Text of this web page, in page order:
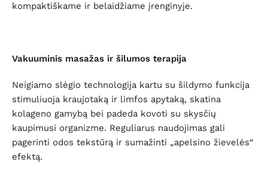
kompaktiškame ir belaidžiame įrenginyje.
Vakuuminis masažas ir šilumos terapija
Neigiamo slėgio technologija kartu su šildymo funkcija
stimuliuoja kraujotaką ir limfos apytaką, skatina
kolageno gamybą bei padeda kovoti su skysčių
kaupimusi organizme. Reguliarus naudojimas gali
pagerinti odos tekstūrą ir sumažinti „apelsino žievelės“
efektą.